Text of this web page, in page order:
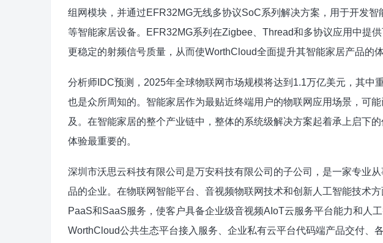
组网模块，并通过EFR32MG无线多协议SoC系列解决方案，用于开发
等智能家居设备。EFR32MG系列在Zigbee、Thread和多协议应用中提
更稳定的射频信号质量，从而使WorthCloud全面提升其智能家居产品的体
分析师IDC预测，2025年全球物联网市场规模将达到1.1万亿美元，其
也是众所周知的。智能家居作为最贴近终端用户的物联网应用场景，可
及。在智能家居的整个产业链中，整体的系统级解决方案起着承上启下
体验最重要的。
深圳市沃思云科技有限公司是万安科技有限公司的子公司，是一家专业
品的企业。在物联网智能平台、音视频物联网技术和创新人工智能技术
PaaS和SaaS服务，使客户具备企业级音视频AIoT云服务平台能力和人
WorthCloud公共生态平台接入服务、企业私有云平台代码端产品交付、